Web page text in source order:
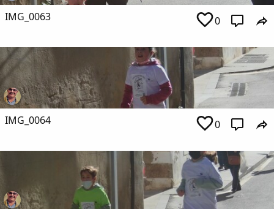
IMG_0063 0
IMG_0064 0